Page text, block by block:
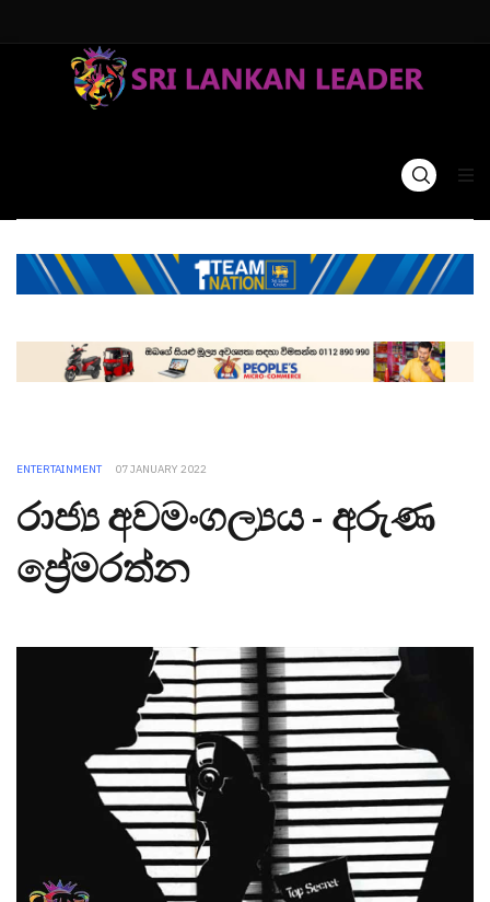
ENTERTAINMENT 07 JANUARY 2022
රාජ්‍ය අවමංගල්‍යය - අරුණ
ප්‍රේමරත්න